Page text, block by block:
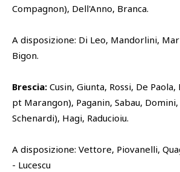
Compagnon), Dell'Anno, Branca.
A disposizione: Di Leo, Mandorlini,
Bigon.
Brescia: Cusin, Giunta, Rossi, De
pt Marangon), Paganin, Sabau,
Schenardi), Hagi, Raducioiu.
A disposizione: Vettore, Piovanelli,
- Lucescu